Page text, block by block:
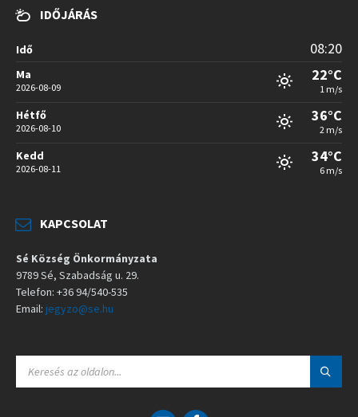
IDŐJÁRÁS
Idő 08:20
Ma
2026-08-09
22°C
1 m/s
Hétfő
2026-08-10
36°C
2 m/s
Kedd
2026-08-11
34°C
6 m/s
KAPCSOLAT
Sé Község Önkormányzata
9789 Sé, Szabadság u. 29.
Telefon: +36 94/540-535
Email: jegyzo@se.hu
A